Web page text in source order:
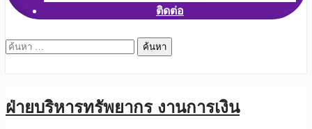
ติดต่อ
ค้นหา
ฝ่ายบริหารทรัพยากร งานการเงิน